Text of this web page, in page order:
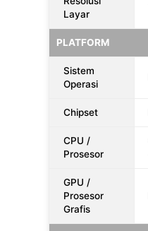
Layar
PLATFORM
Sistem
Operasi
Chipset
CPU /
Prosesor
GPU /
Prosesor
Grafis